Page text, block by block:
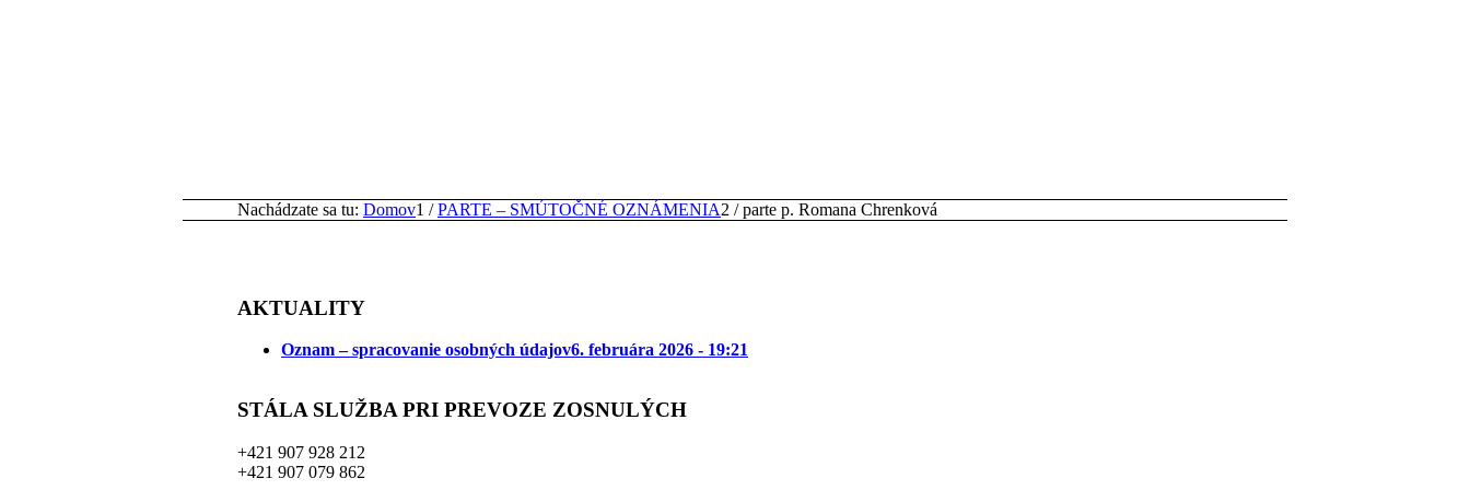
Nachádzate sa tu: Domov1 / PARTE – SMÚTOČNÉ OZNÁMENIA2 / parte p. Romana Chrenková
AKTUALITY
Oznam – spracovanie osobných údajov6. februára 2026 - 19:21
STÁLA SLUŽBA PRI PREVOZE ZOSNULÝCH
+421 907 928 212
+421 907 079 862